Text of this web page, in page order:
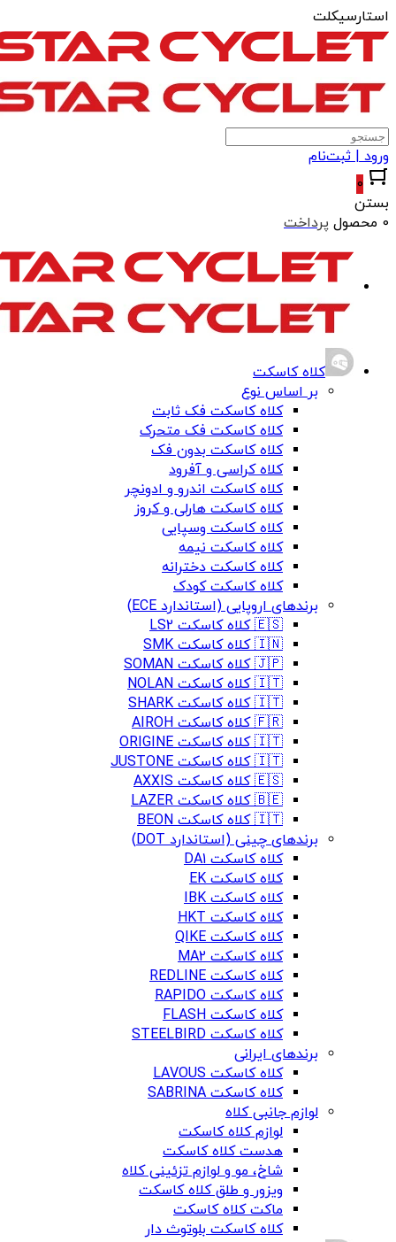
استارسیکلت
ورود | ثبت‌نام
0
بستن
0 محصول
پرداخت
کلاه کاسکت
بر اساس نوع
کلاه کاسکت فک ثابت
کلاه کاسکت فک متحرک
کلاه کاسکت بدون فک
کلاه کراسی و آفرود
کلاه کاسکت اندرو و ادونچر
کلاه کاسکت هارلی و کروز
کلاه کاسکت وسپایی
کلاه کاسکت نیمه
کلاه کاسکت دخترانه
کلاه کاسکت کودک
برندهای اروپایی (استاندارد ECE)
🇪🇸 کلاه کاسکت LS2
🇮🇳 کلاه کاسکت SMK
🇯🇵 کلاه کاسکت SOMAN
🇮🇹 کلاه کاسکت NOLAN
🇮🇹 کلاه کاسکت SHARK
🇫🇷 کلاه کاسکت AIROH
🇮🇹 کلاه کاسکت ORIGINE
🇮🇹 کلاه کاسکت JUSTONE
🇪🇸 کلاه کاسکت AXXIS
🇧🇪 کلاه کاسکت LAZER
🇮🇹 کلاه کاسکت BEON
برندهای چینی (استاندارد DOT)
کلاه کاسکت DA1
کلاه کاسکت EK
کلاه کاسکت IBK
کلاه کاسکت HKT
کلاه کاسکت QIKE
کلاه کاسکت MA2
کلاه کاسکت REDLINE
کلاه کاسکت RAPIDO
کلاه کاسکت FLASH
کلاه کاسکت STEELBIRD
برندهای ایرانی
کلاه کاسکت LAVOUS
کلاه کاسکت SABRINA
لوازم جانبی کلاه
لوازم کلاه کاسکت
هدست کلاه کاسکت
شاخ، مو و لوازم تزئینی کلاه
ویزور و طلق کلاه کاسکت
ماکت کلاه کاسکت
کلاه کاسکت بلوتوث دار